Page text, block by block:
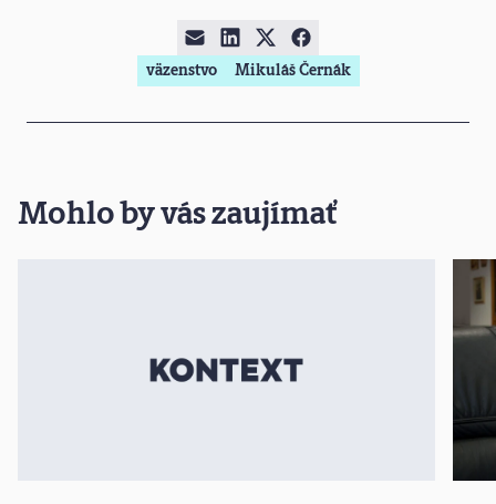
väzenstvo Mikuláš Černák
Mohlo by vás zaujímať